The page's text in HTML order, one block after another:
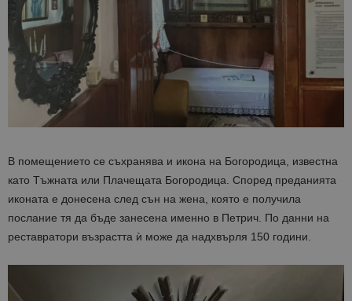
В помещението се съхранява и икона на Богородица, известна
като Тъжната или Плачещата Богородица. Според преданията
иконата е донесена след сън на жена, която е получила
послание тя да бъде занесена именно в Петрич. По данни на
реставратори възрастта ѝ може да надхвърля 150 години.